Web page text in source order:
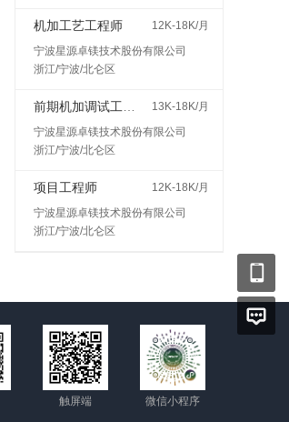
机加工艺工程师
12K-18K/月
宁波星源卓镁技术股份有限公司
浙江/宁波/北仑区
13K-18K/月
宁波星源卓镁技术股份有限公司
浙江/宁波/北仑区
项目工程师
12K-18K/月
宁波星源卓镁技术股份有限公司
浙江/宁波/北仑区
触屏端 微信小程序